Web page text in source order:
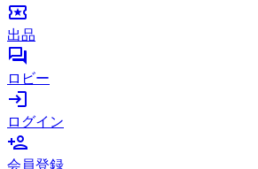
local_activity
出品
forum
ロビー
login
ログイン
person_add
会員登録